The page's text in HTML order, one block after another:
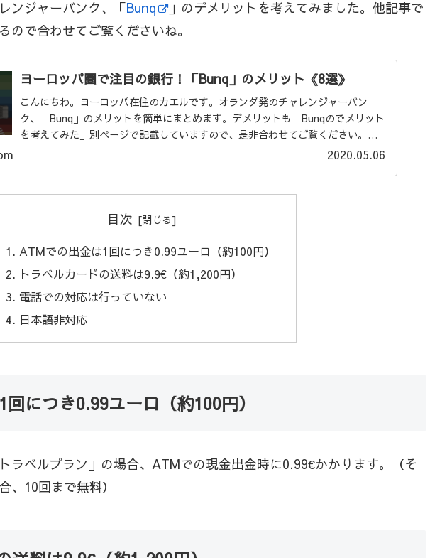
ンジャーバンク、「Bunq
」のデメリットを考えてみました。他記事で
ので合わせてご覧くださいね。
ヨーロッパ圏で注目の銀行！「Bunq」のメリット《8選》
こんにちわ。ヨーロッパ在住のカエルです。オランダ発のチャレンジャーバン
ク、「Bunq」のメリットを簡単にまとめます。デメリットも「Bunqのでメリット
を考えてみた」別ページで記載していますので、是非合わせてご覧ください。ト
2020.05.06
目次
ATMでの出金は1回につき0.99ユーロ（約100円）
トラベルカードの送料は9.9€（約1,200円）
電話での対応は行っていない
日本語非対応
につき0.99ユーロ（約100円）
ラベルプラン」の場合、ATMでの現金出金時に0.99€かかります。（そ
、10回まで無料）